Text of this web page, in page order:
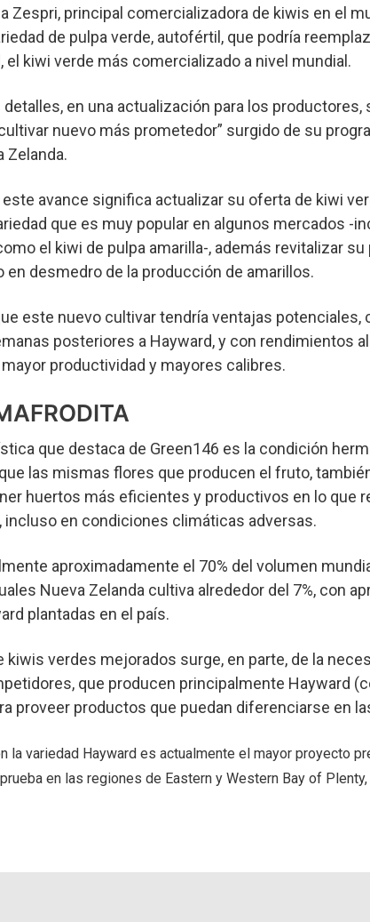
Zespri, principal comercializadora de kiwis en el
de pulpa verde, autofértil, que podría
el kiwi verde más comercializado a nivel mundial.
en una actualización para los productores,
nuevo más prometedor” surgido de su
Zelanda.
este avance significa actualizar su oferta de kiwi
que es muy popular en algunos mercados -
el kiwi de pulpa amarilla-, además revitalizar
en desmedro de la producción de amarillos.
este nuevo cultivar tendría ventajas potenciales,
posteriores a Hayward, y con rendimientos
productividad y mayores calibres.
que destaca de Green146 es la condición
las mismas flores que producen el fruto,
huertos más eficientes y productivos en lo que
incluso en condiciones climáticas adversas.
aproximadamente el 70% del volumen
Nueva Zelanda cultiva alrededor del 7%, con
plantadas en el país.
kiwis verdes mejorados surge, en parte, de la
que producen principalmente Hayward
proveer productos que puedan diferenciarse en
la variedad Hayward es actualmente el mayor proyecto
en las regiones de Eastern y Western Bay of